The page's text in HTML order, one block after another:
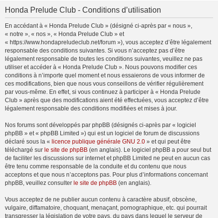
Honda Prelude Club - Conditions d’utilisation
En accédant à « Honda Prelude Club » (désigné ci-après par « nous »,
« notre », « nos », « Honda Prelude Club » et
« https://www.hondapreludeclub.net/forum »), vous acceptez d’être légalement
responsable des conditions suivantes. Si vous n’acceptez pas d’être
légalement responsable de toutes les conditions suivantes, veuillez ne pas
utiliser et accéder à « Honda Prelude Club ». Nous pouvons modifier ces
conditions à n’importe quel moment et nous essaierons de vous informer de
ces modifications, bien que nous vous conseillons de vérifier régulièrement
par vous-même. En effet, si vous continuez à participer à « Honda Prelude
Club » après que des modifications aient été effectuées, vous acceptez d’être
légalement responsable des conditions modifiées et mises à jour.
Nos forums sont développés par phpBB (désignés ci-après par « logiciel
phpBB » et « phpBB Limited ») qui est un logiciel de forum de discussions
déclaré sous la « licence publique générale GNU 2.0 » et qui peut être
téléchargé sur le site de phpBB (en anglais). Le logiciel phpBB a pour seul but
de faciliter les discussions sur internet et phpBB Limited ne peut en aucun cas
être tenu comme responsable de la conduite et du contenu que nous
acceptons et que nous n’acceptons pas. Pour plus d’informations concernant
phpBB, veuillez consulter le site de phpBB (en anglais).
Vous acceptez de ne publier aucun contenu à caractère abusif, obscène,
vulgaire, diffamatoire, choquant, menaçant, pornographique, etc. qui pourrait
transgresser la législation de votre pays, du pays dans lequel le serveur de